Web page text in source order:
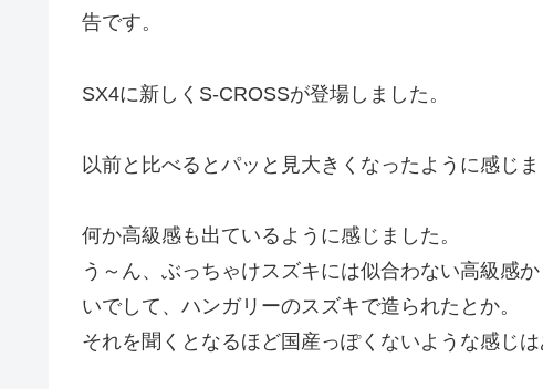
告です。
SX4に新しくS-CROSSが登場しました。
以前と比べるとパッと見大きくなったように感じま
何か高級感も出ているように感じました。
う～ん、ぶっちゃけスズキには似合わない高級感
いでして、ハンガリーのスズキで造られたとか。
それを聞くとなるほど国産っぽくないような感じは